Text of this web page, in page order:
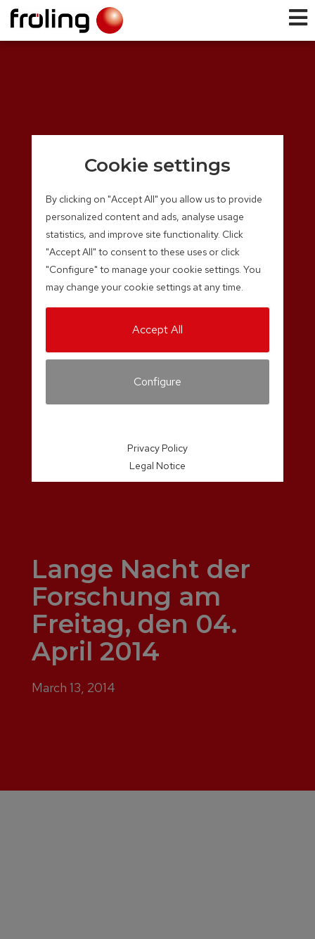
Lange Nacht der
Forschung am
Freitag, den 04.
April 2014
March 13, 2014
Cookie settings
By clicking on "Accept All" you allow us to provide
personalized content and ads, analyse usage
statistics, and improve site functionality. Click
"Accept All" to consent to these uses or click
"Configure" to manage your cookie settings. You
may change your cookie settings at any time.
Accept All
Configure
Privacy Policy
Legal Notice